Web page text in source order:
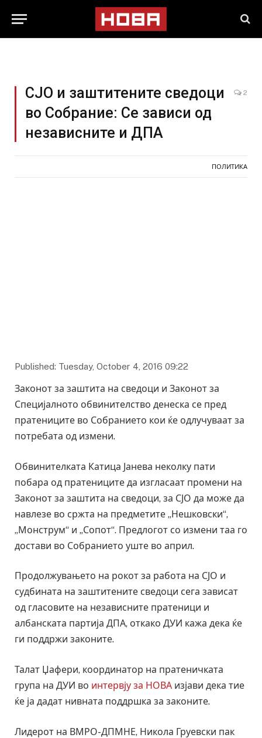
СЈО и заштитените сведоци
во Собрание: Се зависи од
независните и ДПА
2
ПОЛИТИКА
Published: Tuesday, October 4, 2016 09:22
Законот за заштита на сведоци и Законот за
Специјалното обвинителство денеска се пред
пратениците во Собранието кои ќе одлучуваат за
потребата од измени.
Обвинителката Катица Јанева неколку пати
побара од пратениците да изгласаат промени на
Законот за заштита на сведоци, за СЈО да може да
навлезе во сржта на предметите „Нешковски“,
„Монструм“ и „Сопот“. Предлогот со измени таа го
достави во Собранието уште во април.
Продолжувањето на рокот за работа на СЈО и
судбината на заштитените сведоци сега зависат
од гласовите на независните пратеници и
албанската партија ДПА, откако ДУИ кажа дека ќе
ги поддржи законите.
Талат Џафери, координатор на пратеничката
група на ДУИ во интервју за НОВА изјави дека тие
ќе ја дадат нивната поддршка за законите.
Лидерот на ВМРО-ДПМНЕ, Никола Груевски пак